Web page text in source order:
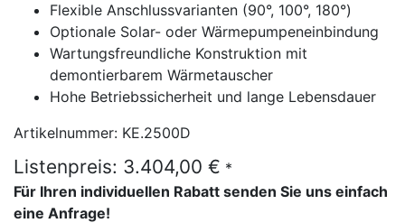
Flexible Anschlussvarianten (90°, 100°, 180°)
Optionale Solar- oder Wärmepumpeneinbindung
Wartungsfreundliche Konstruktion mit
demontierbarem Wärmetauscher
Hohe Betriebssicherheit und lange Lebensdauer
Artikelnummer: KE.2500D
Listenpreis: 3.404,00 € *
Für Ihren individuellen Rabatt senden Sie uns einfach
eine Anfrage!